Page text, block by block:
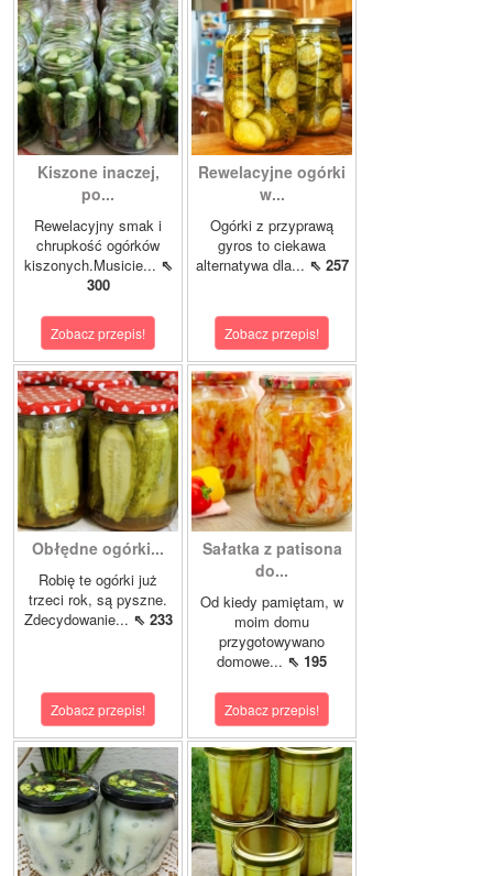
Kiszone inaczej,
po...
Rewelacyjny smak i
chrupkość ogórków
kiszonych.Musicie... ⇖
300
Zobacz przepis!
Rewelacyjne ogórki
w...
Ogórki z przyprawą
gyros to ciekawa
alternatywa dla... ⇖ 257
Zobacz przepis!
Obłędne ogórki...
Robię te ogórki już
trzeci rok, są pyszne.
Zdecydowanie... ⇖ 233
Zobacz przepis!
Sałatka z patisona
do...
Od kiedy pamiętam, w
moim domu
przygotowywano
domowe... ⇖ 195
Zobacz przepis!